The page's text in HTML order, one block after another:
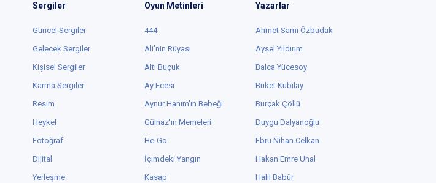
Sergiler
Güncel Sergiler
Gelecek Sergiler
Kişisel Sergiler
Karma Sergiler
Resim
Heykel
Fotoğraf
Dijital
Yerleşme
Oyun Metinleri
444
Ali'nin Rüyası
Altı Buçuk
Ay Ecesi
Aynur Hanım'ın Bebeği
Gülnaz'ın Memeleri
He-Go
İçimdeki Yangın
Kasap
Yazarlar
Ahmet Sami Özbudak
Aysel Yıldırım
Balca Yücesoy
Buket Kubilay
Burçak Çöllü
Duygu Dalyanoğlu
Ebru Nihan Celkan
Hakan Emre Ünal
Halil Babür